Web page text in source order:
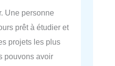
Une personne
prêt à étudier et
projets les plus
pouvons avoir